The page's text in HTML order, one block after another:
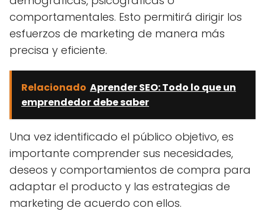
comportamentales. Esto permitirá dirigir los
esfuerzos de marketing de manera más
precisa y eficiente.
Relacionado Aprender SEO: Todo lo que un
emprendedor debe saber
Una vez identificado el público objetivo, es
importante comprender sus necesidades,
deseos y comportamientos de compra para
adaptar el producto y las estrategias de
marketing de acuerdo con ellos.